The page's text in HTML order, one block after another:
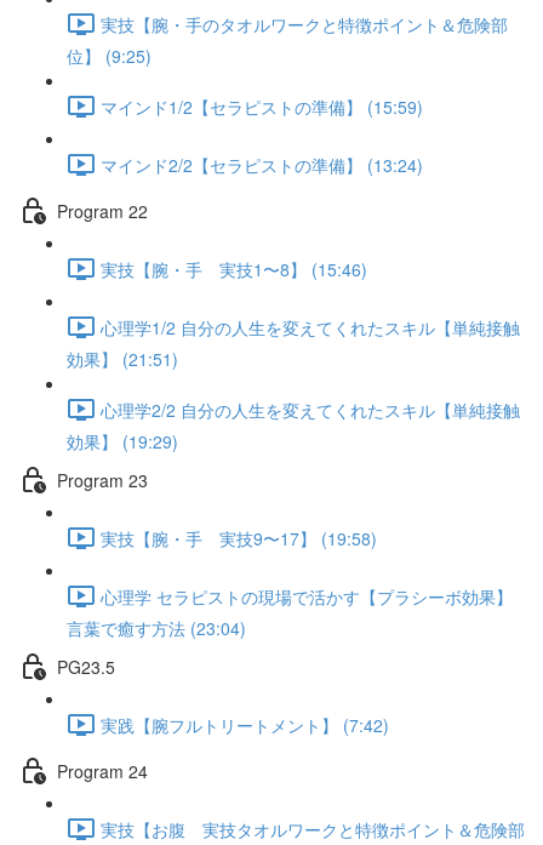
実技【腕・手のタオルワークと特徴ポイント＆危険部
位】 (9:25)
マインド1/2【セラピストの準備】 (15:59)
マインド2/2【セラピストの準備】 (13:24)
Program 22
実技【腕・手 実技1〜8】 (15:46)
心理学1/2 自分の人生を変えてくれたスキル【単純接触
効果】 (21:51)
心理学2/2 自分の人生を変えてくれたスキル【単純接触
効果】 (19:29)
Program 23
実技【腕・手 実技9〜17】 (19:58)
心理学 セラピストの現場で活かす【プラシーボ効果】
言葉で癒す方法 (23:04)
PG23.5
実践【腕フルトリートメント】 (7:42)
Program 24
実技【お腹 実技タオルワークと特徴ポイント＆危険部